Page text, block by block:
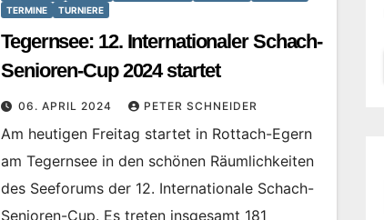
TERMINE
TURNIERE
Tegernsee: 12. Internationaler Schach-
Senioren-Cup 2024 startet
06. APRIL 2024 PETER SCHNEIDER
Am heutigen Freitag startet in Rottach-Egern
am Tegernsee in den schönen Räumlichkeiten
des Seeforums der 12. Internationale Schach-
Senioren-Cup. Es treten insgesamt 181